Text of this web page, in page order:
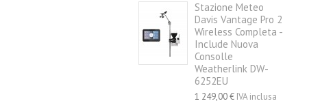
Stazione Meteo
Davis Vantage Pro 2
Wireless Completa -
Include Nuova
Consolle
Weatherlink DW-
6252EU
1 249,00 € IVA inclusa